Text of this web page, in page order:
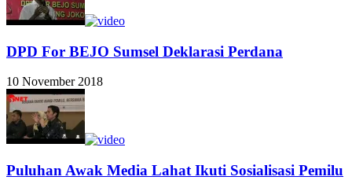
DPD For BEJO Sumsel Deklarasi Perdana
10 November 2018
Puluhan Awak Media Lahat Ikuti Sosialisasi Pemilu